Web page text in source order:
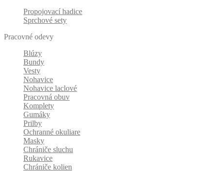
Propojovací hadice
Sprchové sety
Pracovné odevy
Blúzy
Bundy
Vesty
Nohavice
Nohavice laclové
Pracovná obuv
Komplety
Gumáky
Prilby
Ochranné okuliare
Masky
Chrániče sluchu
Rukavice
Chrániče kolien